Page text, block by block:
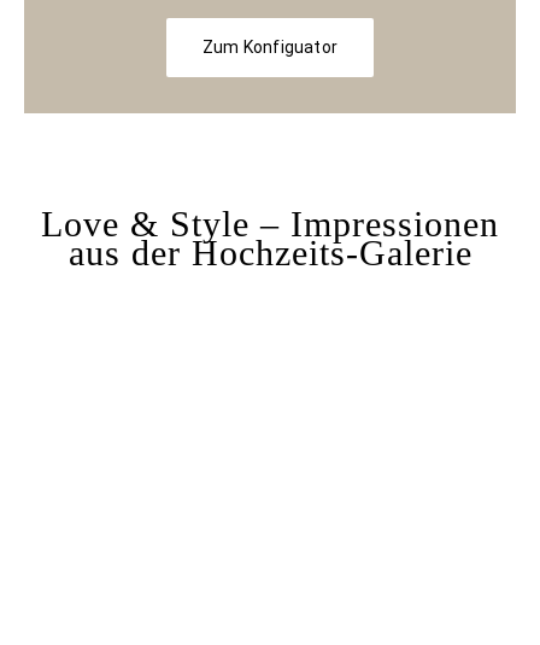
Zum Konfiguator
Love & Style – Impressionen
aus der Hochzeits-Galerie